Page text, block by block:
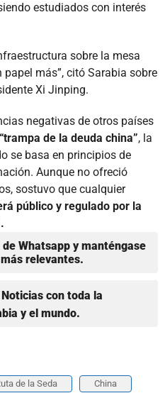
estudiados con interés
sobre la mesa
más”, citó Sarabia sobre
Xi Jinping.
negativas de otros países
“trampa de la deuda china”, la
se basa en principios de
Aunque no ofreció
sostuvo que cualquier
público y regulado por la
Whatsapp y manténgase
relevantes.
con toda la
y el mundo.
de la Seda China